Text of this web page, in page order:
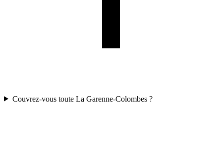
Couvrez-vous toute La Garenne-Colombes ?